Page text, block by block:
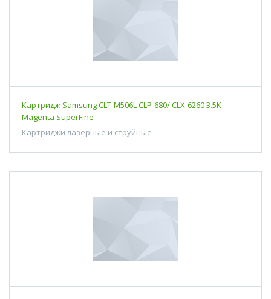
Картридж Samsung CLT-M506L CLP-680/ CLX-6260 3.5K
Magenta SuperFine
Картриджи лазерные и струйные